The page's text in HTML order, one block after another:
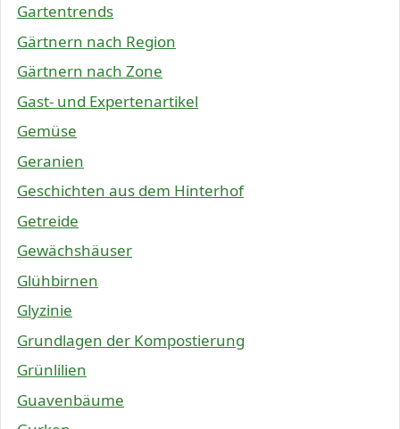
Gartentrends
Gärtnern nach Region
Gärtnern nach Zone
Gast- und Expertenartikel
Gemüse
Geranien
Geschichten aus dem Hinterhof
Getreide
Gewächshäuser
Glühbirnen
Glyzinie
Grundlagen der Kompostierung
Grünlilien
Guavenbäume